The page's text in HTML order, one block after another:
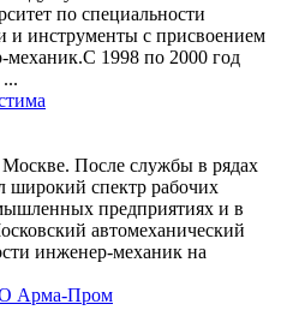
по специальности
и инструменты с присвоением
1998 по 2000 год
Москве. После службы в рядах
широкий спектр рабочих
предприятиях и в
автомеханический
инженер-механик на
Арма-Пром